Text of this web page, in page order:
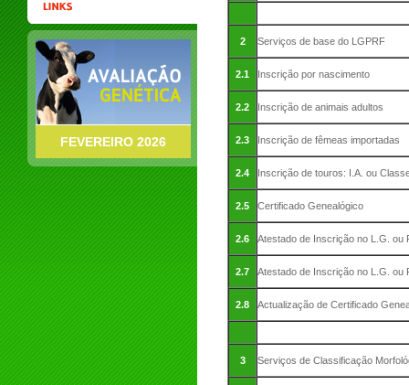
FEVEREIRO 2026
2 Serviços de base do LGPRF
2.1 Inscrição por nascimento
2.2 Inscrição de animais adultos
2.3 Inscrição de fêmeas importadas
2.4 Inscrição de touros: I.A. ou
2.5 Certificado Genealógico
2.6 Atestado de Inscrição no L.G. ou
2.7 Atestado de Inscrição no L.G. ou
2.8 Actualização de Certificado
3 Serviços de Classificação